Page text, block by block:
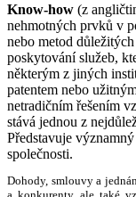
Know-how (z
nehmotných prvků v
nebo metod
poskytování služeb,
některým z jiných
patentem nebo
netradičním řešením
stává jednou z
Představuje
společnosti.
Dohody, smlouvy a